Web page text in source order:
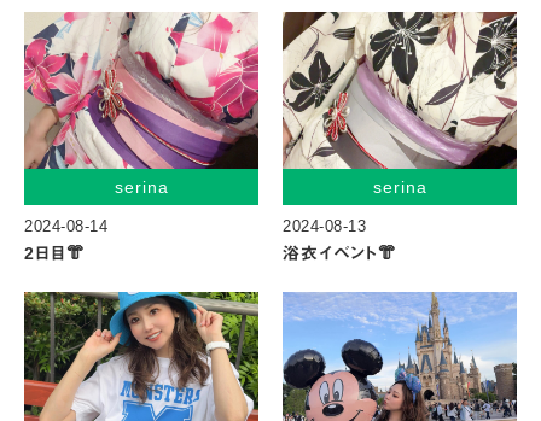
serina
2024-08-14
2日目👘
serina
2024-08-13
浴衣イベント👘